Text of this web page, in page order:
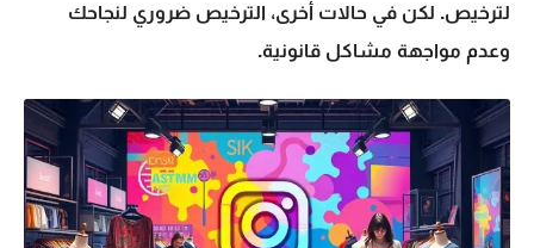
لترخيص. لكن في حالات أخرى، الترخيص ضروري لنجاحك
وعدم مواجهة مشاكل قانونية.